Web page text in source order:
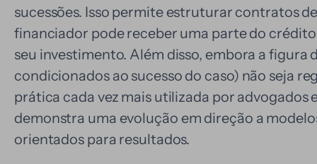
sucessões. Isso permite estruturar contratos
financiador pode receber uma parte do
seu investimento. Além disso, embora a figura
condicionados ao sucesso do caso) não seja
prática cada vez mais utilizada por advogados
demonstra uma evolução em direção a
orientados para resultados.